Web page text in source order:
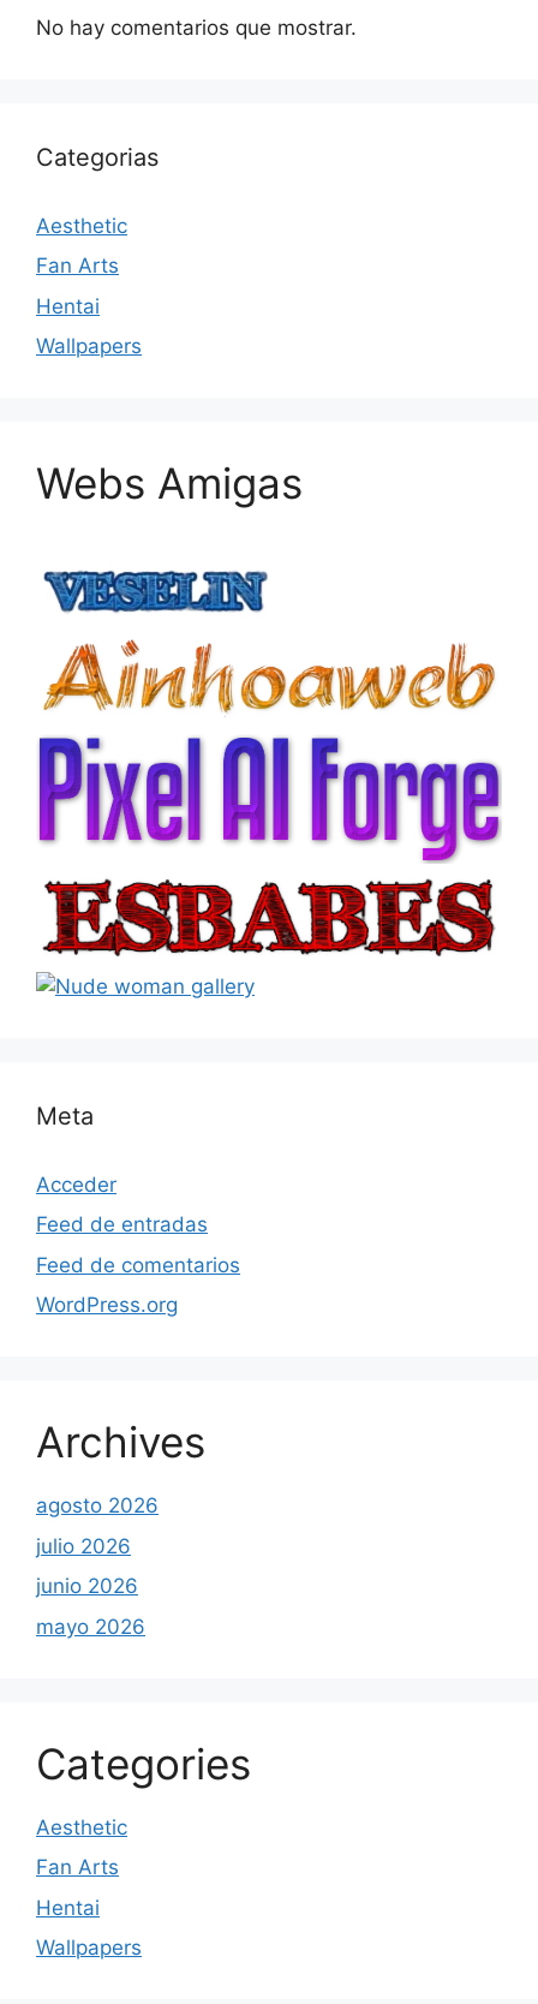
No hay comentarios que mostrar.
Categorias
Aesthetic
Fan Arts
Hentai
Wallpapers
Webs Amigas
Meta
Acceder
Feed de entradas
Feed de comentarios
WordPress.org
Archives
agosto 2026
julio 2026
junio 2026
mayo 2026
Categories
Aesthetic
Fan Arts
Hentai
Wallpapers